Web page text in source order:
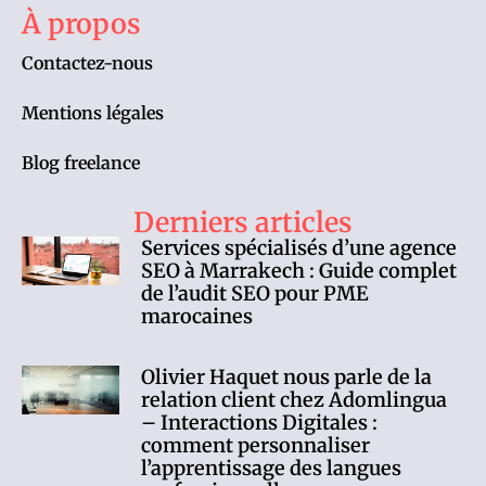
À propos
Contactez-nous
Mentions légales
Blog freelance
Derniers articles
Services spécialisés d’une agence
SEO à Marrakech : Guide complet
de l’audit SEO pour PME
marocaines
Olivier Haquet nous parle de la
relation client chez Adomlingua
– Interactions Digitales :
comment personnaliser
l’apprentissage des langues